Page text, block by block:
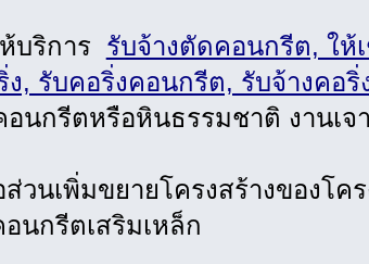
บริการ รับจ้างตัดคอนกรีต, ให้
ง, รับคอริ่งคอนกรีต, รับจ้างคอ
นกรีตหรือหินธรรมชาติ งานเจ
วนเพิ่มขยายโครงสร้างของโค
นกรีตเสริมเหล็ก